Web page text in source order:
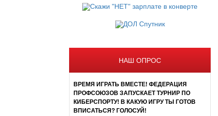
НАШ ОПРОС
ВРЕМЯ ИГРАТЬ ВМЕСТЕ! ФЕДЕРАЦИЯ
ПРОФСОЮЗОВ ЗАПУСКАЕТ ТУРНИР ПО
КИБЕРСПОРТУ! В КАКУЮ ИГРУ ТЫ ГОТОВ
ВПИСАТЬСЯ? ГОЛОСУЙ!